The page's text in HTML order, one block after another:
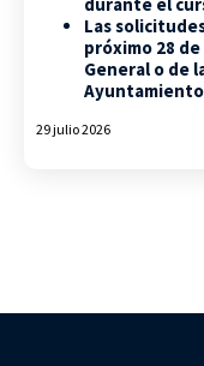
Las
próximo 28
General o de
Ayuntamiento
29 julio 2026